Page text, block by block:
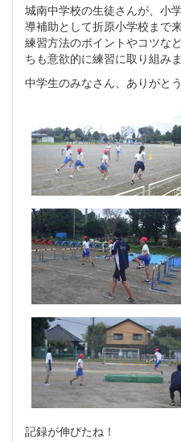
城南中学校の生徒さんが、小
導補助として折原小学校まで
練習方法のポイントやコツな
ちも意欲的に練習に取り組みま
中学生のみなさん、ありがと
記録が伸びたね！